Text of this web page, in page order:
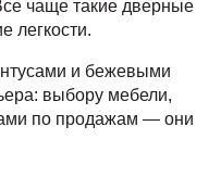
чаще такие дверные
легкости.
и бежевыми
выбору мебели,
по продажам — они